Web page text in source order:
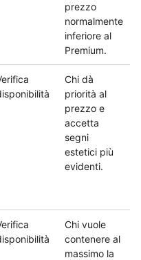
prezzo
normalmente
inferiore al
Premium.
Chi dà
priorità al
prezzo e
accetta
segni
estetici più
evidenti.
Chi vuole
contenere al
massimo la